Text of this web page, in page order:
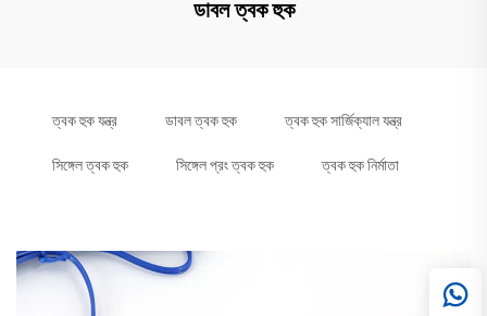
ডাবল ত্বক হুক
ত্বক হুক যন্ত্র ডাবল ত্বক হুক ত্বক হুক সার্জিক্যাল যন্ত্র
সিঙ্গেল ত্বক হুক সিঙ্গেল প্রং ত্বক হুক ত্বক হুক নির্মাতা